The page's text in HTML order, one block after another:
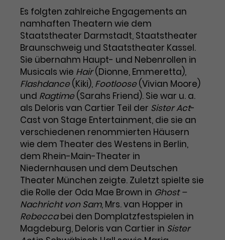
Anbieter Google Analytics
Laufzeit 1 Tag
Zweck
Dieses Cookie wird von Google
Analytics installiert. Das Cookie
wird verwendet, um Informationen
darüber zu speichern, wie
Besucher*innen eine Website
nutzen, und hilft bei der Erstellung
eines Analyseberichts über die
Performance der Website. Die
erhobenen Daten umfassen in
anonymisierter Form die Anzahl
der Besuche, die Quelle, aus der sie
stammen, und die besuchten
Seiten.
Name _gat_UA-63561367-1
Website gelangt sind.
Name _gcl_aw
Anbieter Google Ads
Laufzeit 3 Monate
Zweck
Dieses Cookie speichert
Informationen zu Werbeklicks und
dient der Zuordnung von
Conversions zu Google Ads-
Kampagnen.
Name _gcl_dc
Anbieter Google / DoubleClick
Es folgten zahlreiche Engagements an
namhaften Theatern wie dem
Staatstheater Darmstadt, Staatstheater
Braunschweig und Staatstheater Kassel.
Sie übernahm Haupt- und Nebenrollen in
Musicals wie Hair(Dionne, Emmeretta),
Flashdance(Kiki), Footloose(Vivian Moore)
und Ragtime(Sarahs Friend). Sie war u. a.
als Deloris van Cartier Teil der Sister Act-
Cast von Stage Entertainment, die sie an
verschiedenen renommierten Häusern
wie dem Theater des Westens in Berlin,
dem Rhein-Main-Theater in
Niedernhausen und dem Deutschen
Theater München zeigte. Zuletzt spielte sie
die Rolle der Oda Mae Brown in Ghost –
Nachricht von Sam, Mrs. van Hopper in
Rebeccabei den Domplatzfestspielen in
Magdeburg, Deloris van Cartier in Sister